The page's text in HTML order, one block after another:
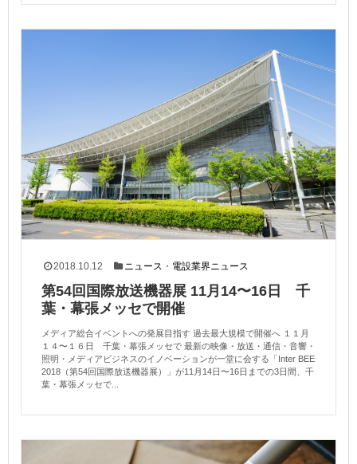
2018.10.12 ニュース ・ 電設業界ニュース
第54回国際放送機器展 11月14〜16日 千
葉・幕張メッセで開催
メディア総合イベントへの発展目指す 過去最大規模で開催へ １１月
１４〜１６日 千葉・幕張メッセで 最新の映像・放送・通信・音響・
照明・メディアビジネスのイノベーションが一堂に会する「Inter BEE
2018（第54回国際放送機器展）」が11月14日〜16日までの3日間、千
葉・幕張メッセで...